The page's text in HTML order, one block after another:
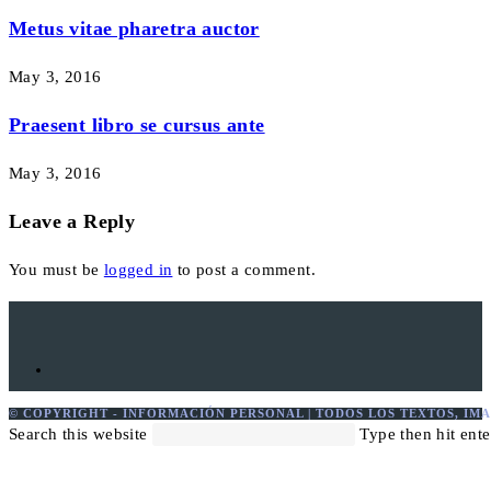
Metus vitae pharetra auctor
May 3, 2016
Praesent libro se cursus ante
May 3, 2016
Leave a Reply
You must be logged in to post a comment.
© COPYRIGHT - INFORMACIÓN PERSONAL | TODOS LOS TEXTOS,
Search this website Type then hit